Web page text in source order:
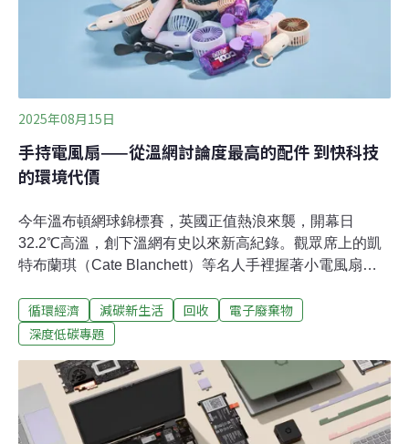
了好幾支早已遺忘的舊手機？根據環境部資料，台灣目前
的手機回收率僅有12%，低於日本、歐盟的15%。環境部
曾做過問卷調查，發現手機回收率低落
2025年08月15日
手持電風扇——從溫網討論度最高的配件 到快科技
的環境代價
今年溫布頓網球錦標賽，英國正值熱浪來襲，開幕日
32.2℃高溫，創下溫網有史以來新高紀錄。觀眾席上的凱
特布蘭琪（Cate Blanchett）等名人手裡握著小電風扇，
特布蘭琪還會拿著同一支手持電風扇出現在螢光幕上嗎？
或許無法確定，但隨著氣溫連年攀升，手持電風扇這類
背後的真相：「快科技」廢棄物驚人現況英國環保組織
Material Focus執行董事巴特勒（Scott Butle）表示，「我
們有了快餐，後來出現了快時尚，現在又有了快科技。它
們便宜、很容易買到，但最終都會被扔進垃圾桶。」常見
循環經濟 減碳新生活 回收
電子廢棄物
深度低碳專題